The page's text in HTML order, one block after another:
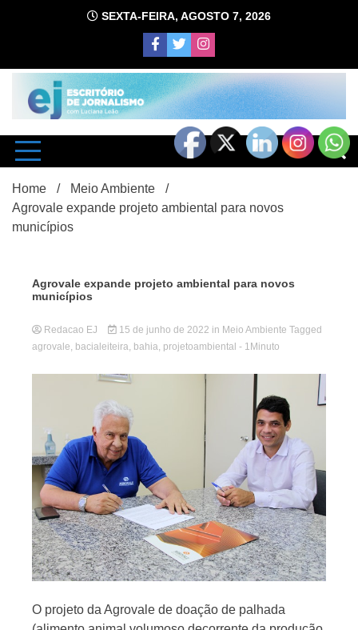
SEXTA-FEIRA, AGOSTO 7, 2026
de
com Luciana Leão
Home
Meio Ambiente
Agrovale expande projeto ambiental para novos
municípios
Agrovale expande projeto ambiental para novos
municípios
Redacao EJ 15 de junho de 2022 in Meio Ambiente Tagged
agrovale, bacialeiteira, bahia, projetoambiental - 1Minuto
O projeto da Agrovale de doação de palhada